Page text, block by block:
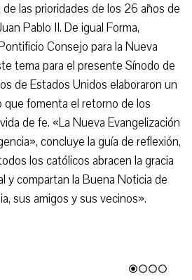
las prioridades de los 26 años de
Pablo II. De igual Forma,
Consejo para la Nueva
tema para el presente Sínodo de
de Estados Unidos elaboraron un
fomenta el retorno de los
de fe. «La Nueva Evangelización
concluye la guía de reflexión,
los católicos abracen la gracia
y compartan la Buena Noticia de
sus amigos y sus vecinos».